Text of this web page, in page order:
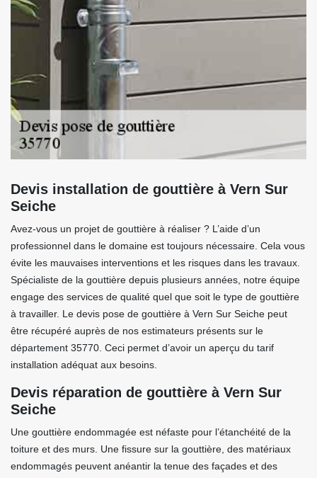
Devis installation de gouttière à Vern Sur
Seiche
Avez-vous un projet de gouttière à réaliser ? L’aide d’un
professionnel dans le domaine est toujours nécessaire. Cela vous
évite les mauvaises interventions et les risques dans les travaux.
Spécialiste de la gouttière depuis plusieurs années, notre équipe
engage des services de qualité quel que soit le type de gouttière
à travailler. Le devis pose de gouttière à Vern Sur Seiche peut
être récupéré auprès de nos estimateurs présents sur le
département 35770. Ceci permet d’avoir un aperçu du tarif
installation adéquat aux besoins.
Devis réparation de gouttière à Vern Sur
Seiche
Une gouttière endommagée est néfaste pour l’étanchéité de la
toiture et des murs. Une fissure sur la gouttière, des matériaux
endommagés peuvent anéantir la tenue des façades et des